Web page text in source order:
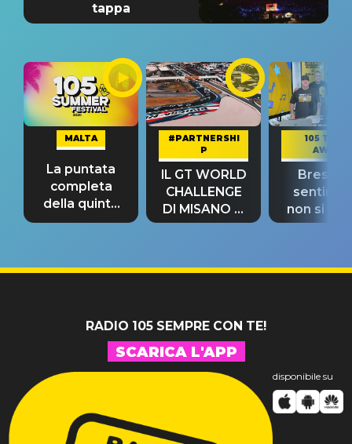
tappa
MALTA
La puntata
completa
della quinta
tappa
#PARTNERSHI
P
IL GT WORLD
CHALLENGE
DI MISANO si
riconferma
105 TAKE
AWAY
Bresh:
non si
fino alla
RADIO 105 SEMPRE CON TE!
SCARICA L'APP
disponibile su